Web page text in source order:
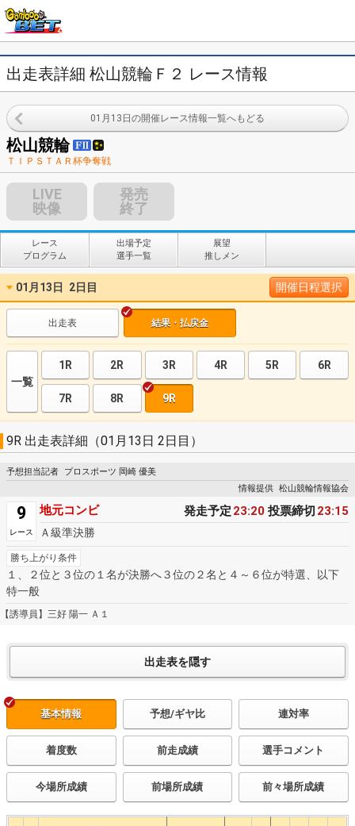
出走表詳細 松山競輪Ｆ２ レース情報
01月13日の開催レース情報一覧へもどる
松山競輪
ＴＩＰＳＴＡＲ杯争奪戦
LIVE
映像
発売
終了
レース
プログラム
出場予定
選手一覧
展望
推しメン
01月13日 2日目 開催日程選択
出走表 結果・払戻金
一覧
1R 2R 3R 4R 5R 6R
7R 8R 9R
9R 出走表詳細（01月13日 2日目）
予想担当記者
プロスポーツ 岡崎 優美
情報提供 松山競輪情報協会
9
レース
地元コンビ 発走予定 23:20 投票締切 23:15
Ａ級準決勝
勝ち上がり条件
１、２位と３位の１名が決勝へ３位の２名と４～６位が特選、以下
特一般
【誘導員】三好 陽一 Ａ１
基本情報 予想/ギヤ比 連対率
着度数 前走成績 選手コメント
今場所成績 前場所成績 前々場所成績